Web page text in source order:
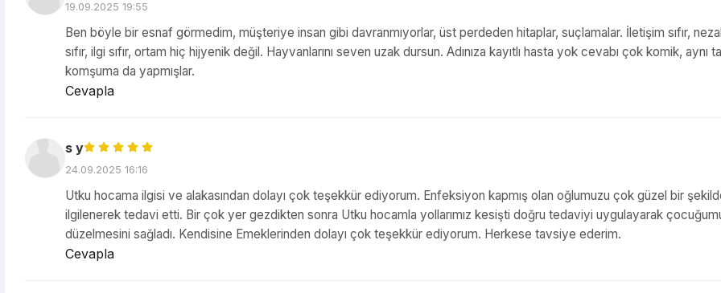
19.09.2025 19:55
Ben böyle bir esnaf görmedim, müşteriye insan gibi davranmıyorlar, üst perdeden hitaplar, suçlamalar. İletişim sıfır,
sıfır, ilgi sıfır, ortam hiç hijyenik değil. Hayvanlarını seven uzak dursun. Adınıza kayıtlı hasta yok cevabı çok komik, aynı
komşuma da yapmışlar.
Cevapla
s y
24.09.2025 16:16
Utku hocama ilgisi ve alakasından dolayı çok teşekkür ediyorum. Enfeksiyon kapmış olan oğlumuzu çok güzel bir
ilgilenerek tedavi etti. Bir çok yer gezdikten sonra Utku hocamla yollarımız kesişti doğru tedaviyi uygulayarak
düzelmesini sağladı. Kendisine Emeklerinden dolayı çok teşekkür ediyorum. Herkese tavsiye ederim.
Cevapla